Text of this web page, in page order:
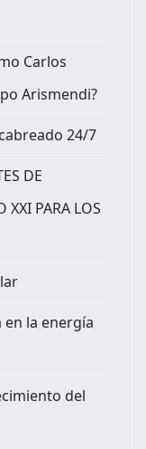
Carlos
Arismendi?
24/7
DE
XXI PARA LOS
la energía
del